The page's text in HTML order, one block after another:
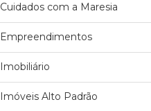
Cuidados com a Maresia
Empreendimentos
Imobiliário
Imóveis Alto Padrão